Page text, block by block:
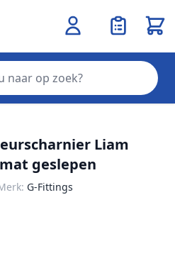
Liam
geslepen
G-Fittings